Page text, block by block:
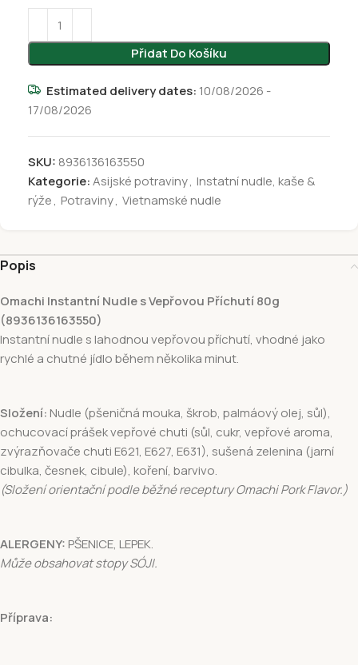
Přidat Do Košíku
Estimated delivery dates: 10/08/2026 -
17/08/2026
SKU: 8936136163550
Kategorie:Asijské potraviny, Instatní nudle, kaše &
rýže, Potraviny, Vietnamské nudle
Popis
Omachi Instantní Nudle s Vepřovou Příchutí 80g
(8936136163550)
Instantní nudle s lahodnou vepřovou příchutí, vhodné jako
rychlé a chutné jídlo během několika minut.
Složení: Nudle (pšeničná mouka, škrob, palmáový olej, sůl),
ochucovací prášek vepřové chuti (sůl, cukr, vepřové aroma,
zvýrazňovače chuti E621, E627, E631), sušená zelenina (jarní
cibulka, česnek, cibule), koření, barvivo.
(Složení orientační podle běžné receptury Omachi Pork Flavor.)
ALERGENY: PŠENICE, LEPEK.
Může obsahovat stopy SÓJI.
Příprava: